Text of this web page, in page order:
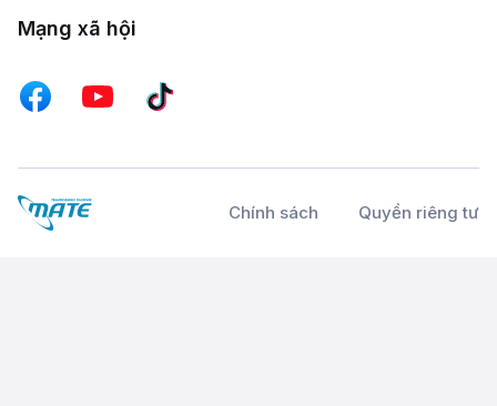
Mạng xã hội
Chính sách Quyền riêng tư